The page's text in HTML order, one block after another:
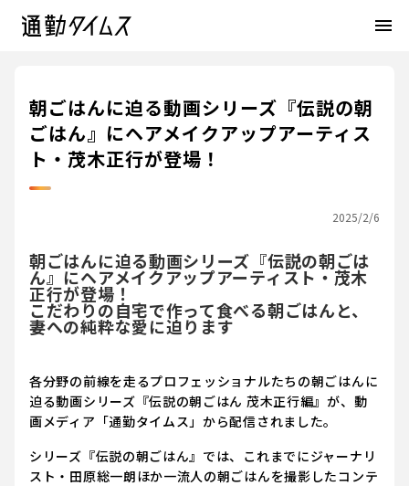
menu
朝ごはんに迫る動画シリーズ『伝説の朝
ごはん』にヘアメイクアップアーティス
ト・茂木正行が登場！
2025/2/6
朝ごはんに迫る動画シリーズ『伝説の朝ごは
ん』にヘアメイクアップアーティスト・茂木
正行が登場！
こだわりの自宅で作って食べる朝ごはんと、
妻への純粋な愛に迫ります
各分野の前線を走るプロフェッショナルたちの朝ごはんに
迫る動画シリーズ『伝説の朝ごはん 茂木正行編』が、動
画メディア「通勤タイムス」から配信されました。
シリーズ『伝説の朝ごはん』では、これまでにジャーナリ
スト・田原総一朗ほか一流人の朝ごはんを撮影したコンテ